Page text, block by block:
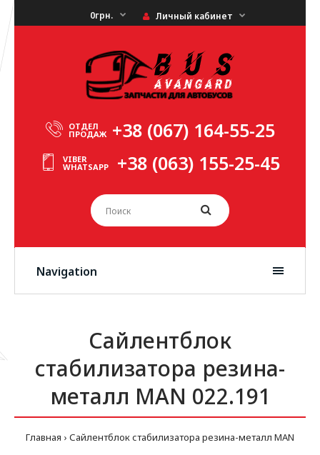
0грн. Личный кабинет
ОТДЕЛ
ПРОДАЖ +38 (067) 164-55-25
VIBER
WHATSAPP +38 (063) 155-25-45
Navigation
Сайлентблок
стабилизатора резина-
металл MAN 022.191
Главная Сайлентблок стабилизатора резина-металл MAN